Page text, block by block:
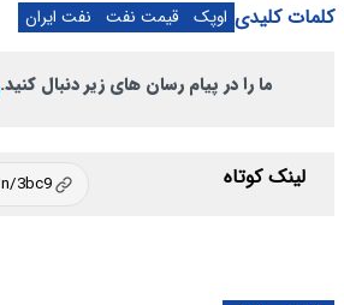
کلمات کلیدی اوپک قیمت نفت نفت ایران
ما را در پیام رسان های زیر دنبال کنید.
لینک کوتاه